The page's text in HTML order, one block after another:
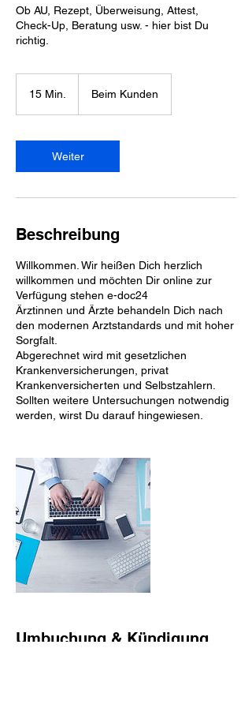
Ob AU, Rezept, Überweisung, Attest,
Check-Up, Beratung usw. - hier bist Du
richtig.
15 Min.
i
n
Beim Kunden
Weiter
Beschreibung
Willkommen. Wir heißen Dich herzlich
willkommen und möchten Dir online zur
Verfügung stehen e-doc24
Ärztinnen und Ärzte behandeln Dich nach
den modernen Arztstandards und mit hoher
Sorgfalt.
Abgerechnet wird mit gesetzlichen
Krankenversicherungen, privat
Krankenversicherten und Selbstzahlern.
Sollten weitere Untersuchungen notwendig
werden, wirst Du darauf hingewiesen.
Umbuchung & Kündigung